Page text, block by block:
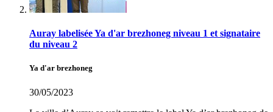
Auray labelisée Ya d'ar brezhoneg niveau 1 et signataire
du niveau 2
Ya d'ar brezhoneg
30/05/2023